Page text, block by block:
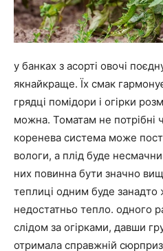
у банках з асорті овочі
якнайкраще. Їх смак
грядці помідори і огірки
можна. Томатам не потрібні
коренева система може
вологи, а плід буде
них повинна бути значно
теплиці одним буде занадто
недостатньо тепло. одного
слідом за огірками, давши
отримала справжній